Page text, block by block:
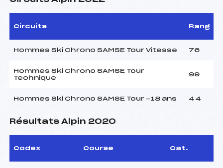
Circuits Rang
Hommes Ski Chrono SAMSE Tour Vitesse 76
Hommes Ski Chrono SAMSE Tour
Technique
99
Hommes Ski Chrono SAMSE Tour -18 ans 44
Résultats Alpin 2020
Codex Course Cat.